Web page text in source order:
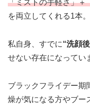
「ミストの手軽さ」＋
を両立してくれる1本。
私自身、すでに“洗顔
せない存在になってい
ブラックフライデー期
燥が気になる方やブー